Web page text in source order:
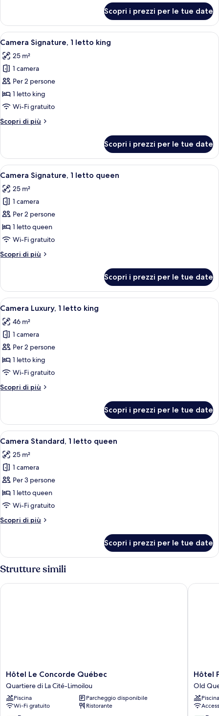
Signature,
letti
matrimoniali
Scopri i prezzi per le tue date
Apri
tutte
le
foto
per
Camera
Signature,
letto
Una camera d'albergo con un letto
8
Camera Signature, 1 letto king
25 m²
1 camera
Per 2 persone
1 letto king
Wi-Fi gratuito
Scopri di più
Altri
Signature,
letto
Scopri i prezzi per le tue date
Apri
tutte
le
foto
per
Camera
Signature,
letto
Una camera d'albergo con un letto
8
Camera Signature, 1 letto queen
25 m²
1 camera
Per 2 persone
1 letto queen
Wi-Fi gratuito
Scopri di più
Altri
Signature,
letto
Scopri i prezzi per le tue date
Apri
tutte
le
foto
per
Camera
Luxury,
letto
Una camera d'albergo con un letto
8
Camera Luxury, 1 letto king
46 m²
1 camera
Per 2 persone
1 letto king
Wi-Fi gratuito
Scopri di più
Altri
Luxury,
letto
Scopri i prezzi per le tue date
Apri
tutte
le
foto
per
Camera
Standard,
letto
Una camera d'albergo con un letto
4
Camera Standard, 1 letto queen
25 m²
1 camera
Per 3 persone
1 letto queen
Wi-Fi gratuito
Scopri di più
Altri
Standard,
letto
Scopri i prezzi per le tue date
Strutture simili
Hôtel
Le
Concorde
Québec
Quartiere
Hôtel Le Concorde Québec
Quartiere di La Cité-Limoilou
Piscina
Parcheggio disponibile
Wi-Fi gratuito
Ristorante
Hôtel Le Concorde Québec
Hôtel
Palace
Royal
Centre-
Ville
Hôtel
Old
Piscina
Hôtel